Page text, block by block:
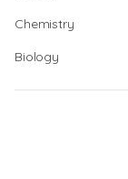
Chemistry
Biology